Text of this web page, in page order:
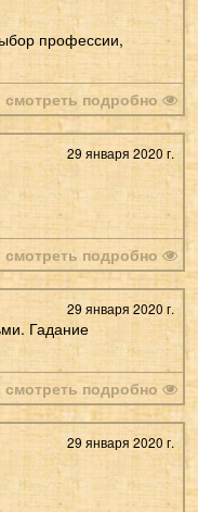
профессии,
смотреть подробно
29 января 2020 г.
смотреть подробно
29 января 2020 г.
Гадание
смотреть подробно
29 января 2020 г.